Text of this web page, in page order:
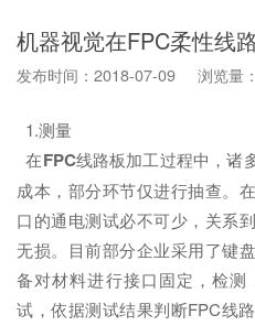
机器视觉在FPC柔性线
发布时间：2018-07-09 浏览量
1.测量
在FPC线路板加工过程中，诸
成本，部分环节仅进行抽查。
口的通电测试必不可少，关系
无损。目前部分企业采用了键
备对材料进行接口固定，检
试，依据测试结果判断FPC线